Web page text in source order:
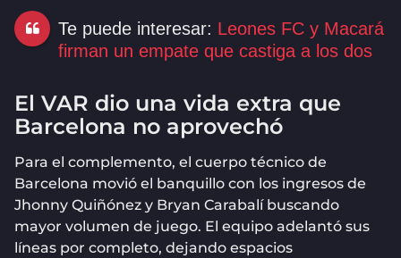
Te puede interesar: Leones FC y Macará
firman un empate que castiga a los dos
El VAR dio una vida extra que
Barcelona no aprovechó
Para el complemento, el cuerpo técnico de
Barcelona movió el banquillo con los ingresos de
Jhonny Quiñónez y Bryan Carabalí buscando
mayor volumen de juego. El equipo adelantó sus
líneas por completo, dejando espacios